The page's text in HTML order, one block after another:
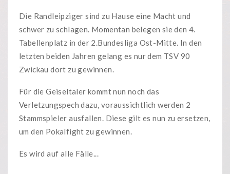
Die Randleipziger sind zu Hause eine Macht und
schwer zu schlagen. Momentan belegen sie den 4.
Tabellenplatz in der 2.Bundesliga Ost-Mitte. In den
letzten beiden Jahren gelang es nur dem TSV 90
Zwickau dort zu gewinnen.
Für die Geiseltaler kommt nun noch das
Verletzungspech dazu, voraussichtlich werden 2
Stammspieler ausfallen. Diese gilt es nun zu ersetzen,
um den Pokalfight zu gewinnen.
Es wird auf alle Fälle...